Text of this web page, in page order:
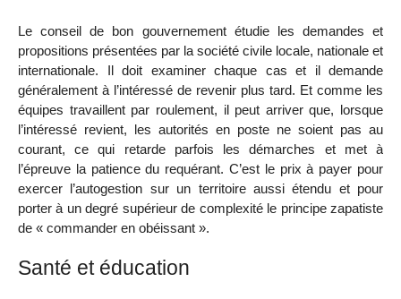
Le conseil de bon gouvernement étudie les demandes et
propositions présentées par la société civile locale, nationale et
internationale. Il doit examiner chaque cas et il demande
généralement à l’intéressé de revenir plus tard. Et comme les
équipes travaillent par roulement, il peut arriver que, lorsque
l’intéressé revient, les autorités en poste ne soient pas au
courant, ce qui retarde parfois les démarches et met à
l’épreuve la patience du requérant. C’est le prix à payer pour
exercer l’autogestion sur un territoire aussi étendu et pour
porter à un degré supérieur de complexité le principe zapatiste
de « commander en obéissant ».
Santé et éducation